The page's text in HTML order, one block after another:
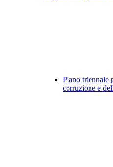
Piano triennale
corruzione e